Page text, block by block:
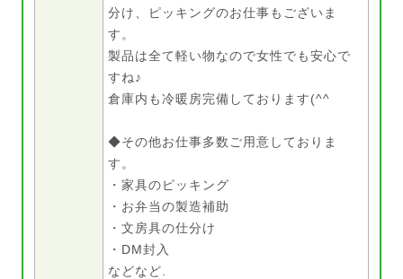
分け、ピッキングのお仕事もございま
す。
製品は全て軽い物なので女性でも安心で
すね♪
倉庫内も冷暖房完備しております(^^
◆その他お仕事多数ご用意しておりま
す。
・家具のピッキング
・お弁当の製造補助
・文房具の仕分け
・DM封入
などなど.